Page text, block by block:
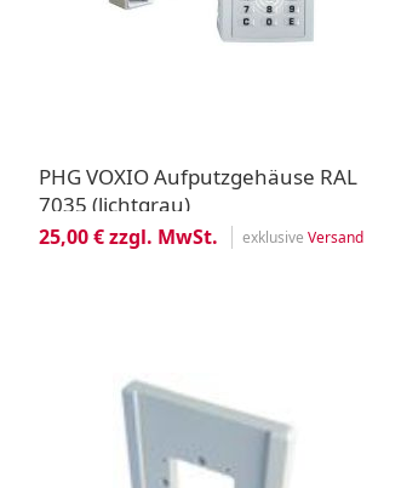
PHG VOXIO Aufputzgehäuse RAL
7035 (lichtgrau)
25,00 € zzgl. MwSt. exklusive Versand